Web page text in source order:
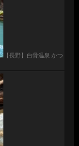
【長野】白骨温泉 かつ